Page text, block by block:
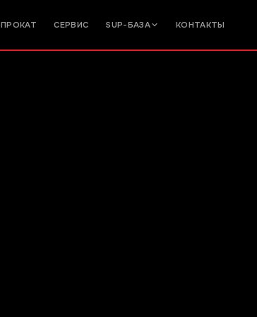
ПРОКАТ СЕРВИС SUP-БАЗА КОНТАКТЫ